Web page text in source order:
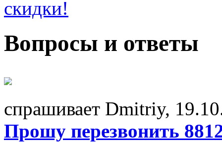
Вопросы и ответы
спрашивает Dmitriy,
Прошу перезвонить